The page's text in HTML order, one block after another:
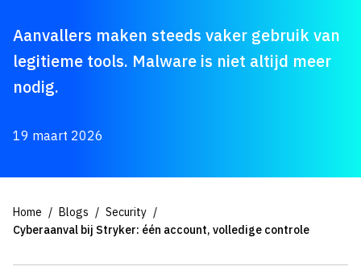
Aanvallers maken steeds vaker gebruik van
legitieme tools. Malware is niet altijd meer
nodig.
19 maart 2026
Home Blogs
Security
Cyberaanval bij Stryker: één account, volledige controle